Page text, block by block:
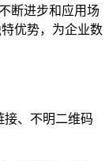
断进步和应用场
优势，为企业数
接、不明二维码